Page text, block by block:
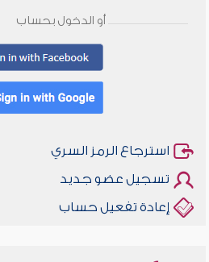
أو الدخول بحساب
استرجاع الرمز السري
تسجيل عضو جديد
إعادة تفعيل حساب